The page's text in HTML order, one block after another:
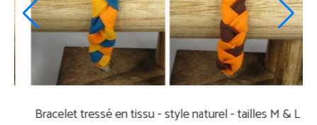
tressé en tissu - style naturel - tailles M & L Bracelet